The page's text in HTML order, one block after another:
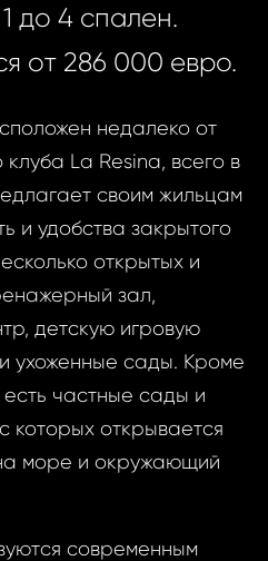
до 4 спален.
от 286 000 евро.
недалеко от
La Resina, всего в
своим жильцам
и удобства закрытого
открытых и
зал,
детскую игровую
ухоженные сады. Кроме
частные сады и
которых открывается
море и окружающий
современным